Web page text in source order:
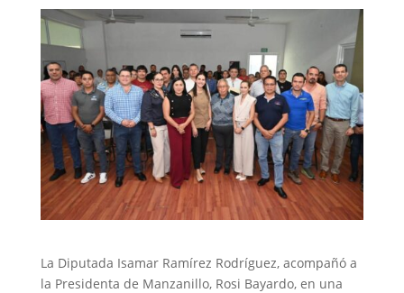
La Diputada Isamar Ramírez Rodríguez, acompañó a
la Presidenta de Manzanillo, Rosi Bayardo, en una